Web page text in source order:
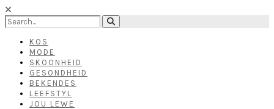
KOS
MODE
SKOONHEID
GESONDHEID
BEKENDES
LEEFSTYL
JOU LEWE